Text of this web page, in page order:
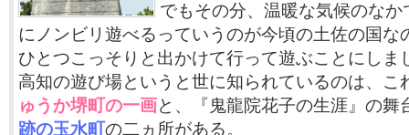
でもその分、温暖な気候のな
にノンビリ遊べるっていうのが今頃の土佐の国な
ひとつこっそりと出かけて行って遊ぶことにしま
高知の遊び場というと世に知られているのは、こ
ゅうか堺町の一画と、『鬼龍院花子の生涯』の舞
跡の玉水町の二ヵ所がある。